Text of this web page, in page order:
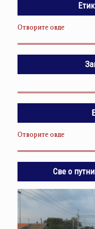
Отворите овде
Отворите овде
Све о